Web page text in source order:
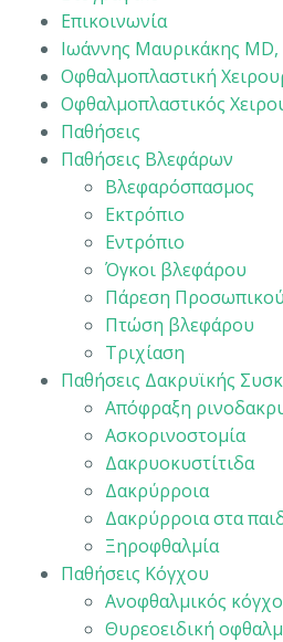
Επικοινωνία
Ιωάννης Μαυρικάκης MD,
Οφθαλμοπλαστική
Οφθαλμοπλαστικός
Παθήσεις
Παθήσεις Βλεφάρων
Βλεφαρόσπασμος
Εκτρόπιο
Εντρόπιο
Όγκοι βλεφάρου
Πάρεση
Πτώση βλεφάρου
Τριχίαση
Παθήσεις Δακρυϊκής
Απόφραξη
Ασκορινοστομία
Δακρυοκυστίτιδα
Δακρύρροια
Δακρύρροια στα
Ξηροφθαλμία
Παθήσεις Κόγχου
Ανοφθαλμικός
Θυρεοειδική